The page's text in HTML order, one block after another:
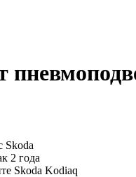
Skoda
2 года
Skoda Kodiaq